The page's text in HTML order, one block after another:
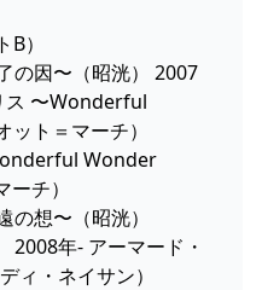
）
の因〜（昭洸） 2007
ス 〜Wonderful
ト＝マーチ）
Wonder
チ）
想〜（昭洸）
2008年- アーマード・
ィ・ネイサン）